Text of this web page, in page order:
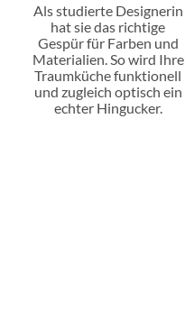
Als studierte Designerin
hat sie das richtige
Gespür für Farben und
Materialien. So wird Ihre
Traumküche funktionell
und zugleich optisch ein
echter Hingucker.